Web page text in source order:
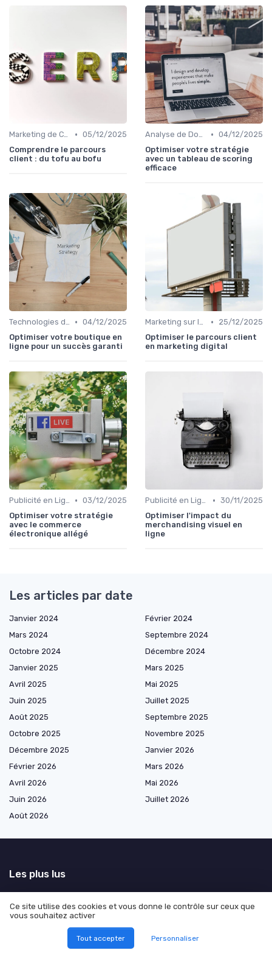
Marketing de Contenu • 05/12/2025
Comprendre le parcours
client : du tofu au bofu
Analyse de Données et Mesure de Performance • 04/12/2025
Optimiser votre stratégie
avec un tableau de scoring
efficace
Technologies de Marketing Digital • 04/12/2025
Optimiser votre boutique en
ligne pour un succès garanti
Marketing sur les Réseaux Sociaux •
25/12/2025
Optimiser le parcours client
en marketing digital
Publicité en Ligne (PPC, Display) • 03/12/2025
Optimiser votre stratégie
avec le commerce
électronique allégé
Publicité en Ligne (PPC, Display) • 30/11/2025
Optimiser l'impact du
merchandising visuel en
ligne
Les articles par date
Janvier 2024
Février 2024
Mars 2024
Septembre 2024
Octobre 2024
Décembre 2024
Janvier 2025
Mars 2025
Avril 2025
Mai 2025
Juin 2025
Juillet 2025
Août 2025
Septembre 2025
Octobre 2025
Novembre 2025
Décembre 2025
Janvier 2026
Février 2026
Mars 2026
Avril 2026
Mai 2026
Juin 2026
Juillet 2026
Août 2026
Les plus lus
initiatives positives grâce au marketing digital
Astuces pour booster la visibilité de votre serveur Discord
Ce site utilise des cookies et vous donne le contrôle sur ceux que
vous souhaitez activer
Tout accepter Personnaliser